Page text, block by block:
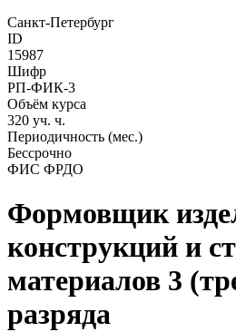
Санкт-Петербург
ID
15987
Шифр
РП-ФИК-3
Объём курса
320 уч. ч.
Периодичность (мес.)
Бессрочно
ФИС ФРДО
Формовщик
конструкций и
материалов 3
разряда